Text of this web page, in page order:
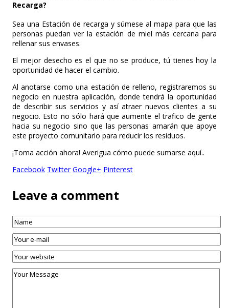
Recarga?
Sea una Estación de recarga y súmese al mapa para que las
personas puedan ver la estación de miel más cercana para
rellenar sus envases.
El mejor desecho es el que no se produce, tú tienes hoy la
oportunidad de hacer el cambio.
Al anotarse como una estación de relleno, registraremos su
negocio en nuestra aplicación, donde tendrá la oportunidad
de describir sus servicios y así atraer nuevos clientes a su
negocio. Esto no sólo hará que aumente el trafico de gente
hacia su negocio sino que las personas amarán que apoye
este proyecto comunitario para reducir los residuos.
¡Toma acción ahora! Averigua cómo puede sumarse aquí..
Facebook Twitter Google+ Pinterest
Leave a comment